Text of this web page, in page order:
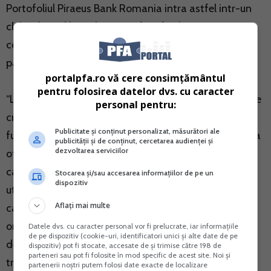
Portofoliul Piraeus Bank Romania intra astfel intr-un
club select al bancilor care ofera facilitatea
contactless pentru toate cardurile (de unde mai fac
parte la momentul actual doar doua banci).
“La doar 6 luni de la lansarea cardurilor contactless de
credit, Piraeus Bank Romania a implementat aceasta
functionalitate si pentru cele de debit din dorinta de a
oferi clientilor nostri un plus de confort in utilizarea
cardurilor indiferent de tipul de card detinut. Cand
utilizam cardul pentru a ne cumpara dimineata
cafeaua preferata, pentru a achita pranzul sau pentru
orice alta cumparatura cu o valoare mai mica de 100
de lei, cardul contactless ne ajuta sa realizam
tranzactia mai repede, mai comod si in deplina
portalpfa.ro vă cere consimțământul
pentru folosirea datelor dvs. cu caracter
personal pentru:
Publicitate și conținut personalizat, măsurători ale
publicității și de conținut, cercetarea audienței și
dezvoltarea serviciilor
Stocarea și/sau accesarea informațiilor de pe un
dispozitiv
Aflați mai multe
Datele dvs. cu caracter personal vor fi prelucrate, iar informațiile
de pe dispozitiv (cookie-uri, identificatori unici și alte date de pe
dispozitiv) pot fi stocate, accesate de și trimise către 198 de
parteneri sau pot fi folosite în mod specific de acest site. Noi și
partenerii noștri putem folosi date exacte de localizare